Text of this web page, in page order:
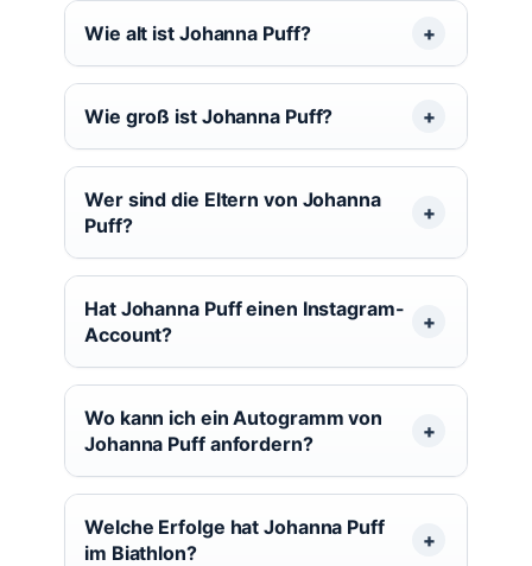
Wie alt ist Johanna Puff?
Wie groß ist Johanna Puff?
Wer sind die Eltern von Johanna
Puff?
Hat Johanna Puff einen Instagram-
Account?
Wo kann ich ein Autogramm von
Johanna Puff anfordern?
Welche Erfolge hat Johanna Puff
im Biathlon?